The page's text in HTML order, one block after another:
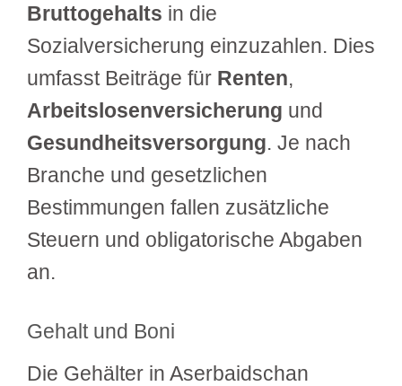
Bruttogehalts in die
Sozialversicherung einzuzahlen. Dies
umfasst Beiträge für Renten,
Arbeitslosenversicherung und
Gesundheitsversorgung. Je nach
Branche und gesetzlichen
Bestimmungen fallen zusätzliche
Steuern und obligatorische Abgaben
an.
Gehalt und Boni
Die Gehälter in Aserbaidschan